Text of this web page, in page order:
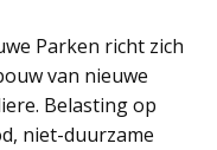
Parken richt zich
van nieuwe
Belasting op
niet-duurzame